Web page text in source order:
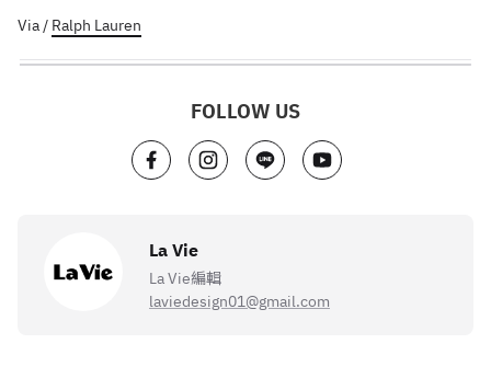
Via / Ralph Lauren
FOLLOW US
La Vie
La Vie編輯
laviedesign01@gmail.com